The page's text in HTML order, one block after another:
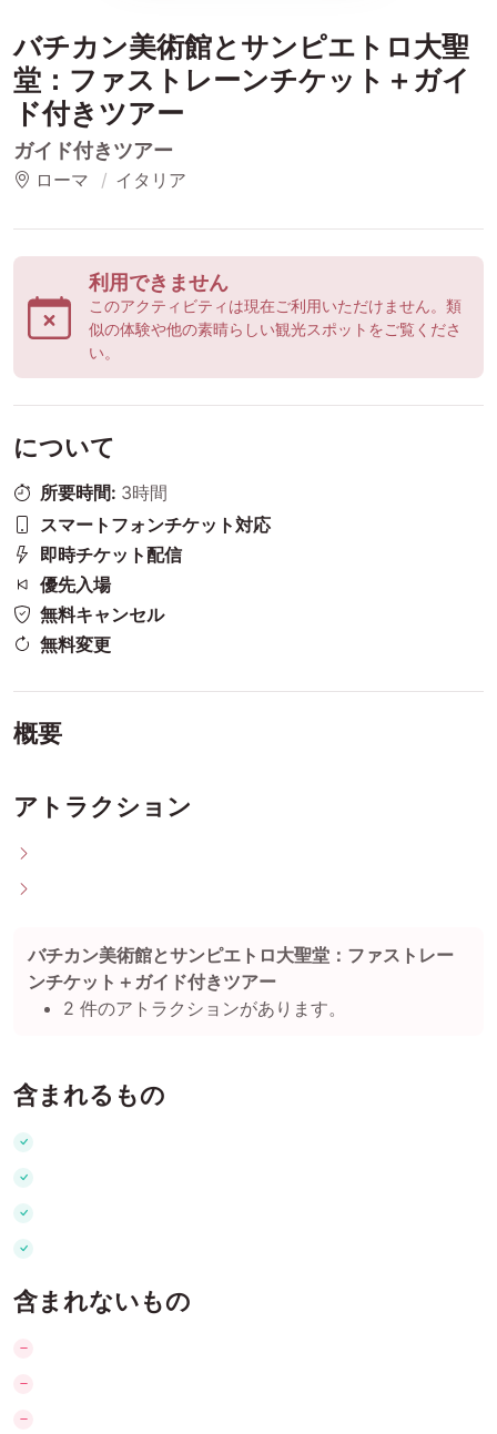
バチカン美術館とサンピエトロ大聖
堂：ファストレーンチケット＋ガイ
ド付きツアー
ガイド付きツアー
ローマ イタリア
利用できません
このアクティビティは現在ご利用いただけません。類
似の体験や他の素晴らしい観光スポットをご覧くださ
い。
について
所要時間: 3時間
スマートフォンチケット対応
即時チケット配信
優先入場
無料キャンセル
無料変更
概要
アトラクション
バチカン美術館とサンピエトロ大聖堂：ファストレー
ンチケット＋ガイド付きツアー
2 件のアトラクションがあります。
含まれるもの
含まれないもの